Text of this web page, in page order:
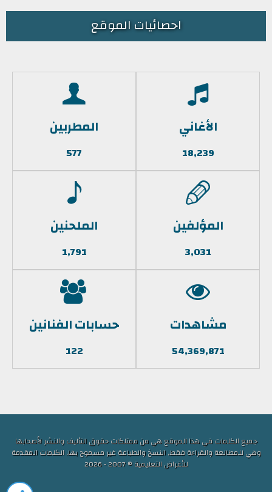
احصائيات الموقع
الأغاني
18,239
المطربين
577
المؤلفين
3,031
الملحنين
1,791
مشاهدات
54,369,871
حسابات الفنانين
122
جميع الكلمات في هذا الموقع هي من ممتلكات حقوق التأليف والنشر لأصحابها
وهي للمطالعة والقراءة فقط, النسخ والطباعة غير مسموح بها, الكلمات المقدمة
للأغراض التعليمية © 2007 - 2026